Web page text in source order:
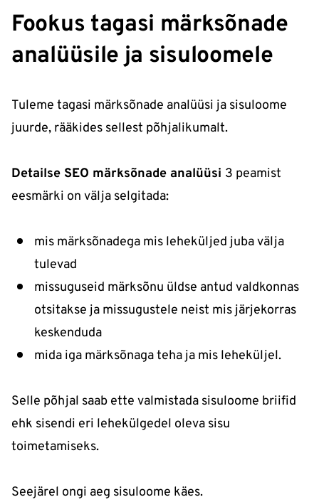
Fookus tagasi märksõnade
analüüsile ja sisuloomele
Tuleme tagasi märksõnade analüüsi ja sisuloome
juurde, rääkides sellest põhjalikumalt.
Detailse SEO märksõnade analüüsi 3 peamist
eesmärki on välja selgitada:
mis märksõnadega mis leheküljed juba välja
tulevad
missuguseid märksõnu üldse antud valdkonnas
otsitakse ja missugustele neist mis järjekorras
keskenduda
mida iga märksõnaga teha ja mis leheküljel.
Selle põhjal saab ette valmistada sisuloome briifid
ehk sisendi eri lehekülgedel oleva sisu
toimetamiseks.
Seejärel ongi aeg sisuloome käes.